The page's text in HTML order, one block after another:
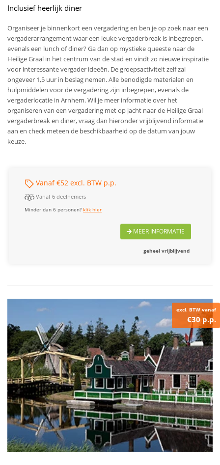
Inclusief heerlijk diner
Organiseer je binnenkort een vergadering en ben je op zoek naar een
vergaderarrangement waar een leuke vergaderbreak is inbegrepen,
evenals een lunch of diner? Ga dan op mystieke queeste naar de
Heilige Graal in het centrum van de stad en vindt zo nieuwe inspiratie
voor interessante vergader ideeën. De groepsactiviteit zelf zal
ongeveer 1,5 uur in beslag nemen. Alle benodigde materialen en
hulpmiddelen voor de vergadering zijn inbegrepen, evenals de
vergaderlocatie in Arnhem. Wil je meer informatie over het
organiseren van een vergadering met op jacht naar de Heilige Graal
vergaderbreak en diner, vraag dan hieronder vrijblijvend informatie
aan en check meteen de beschikbaarheid op de datum van jouw
keuze.
Vanaf €52 excl. BTW p.p.
Vanaf 6 deelnemers
Minder dan 6 personen?klik hier
MEER INFORMATIE
geheel vrijblijvend
excl. BTW vanaf
€30 p.p.